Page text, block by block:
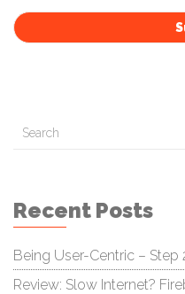
Recent Posts
Being User-Centric –
Review: Slow Internet?